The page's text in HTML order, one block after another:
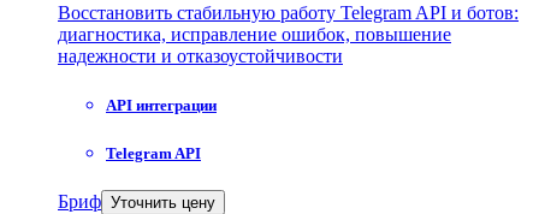
Восстановить стабильную работу Telegram API и ботов:
диагностика, исправление ошибок, повышение
надежности и отказоустойчивости
API интеграции
Telegram API
Бриф Уточнить цену